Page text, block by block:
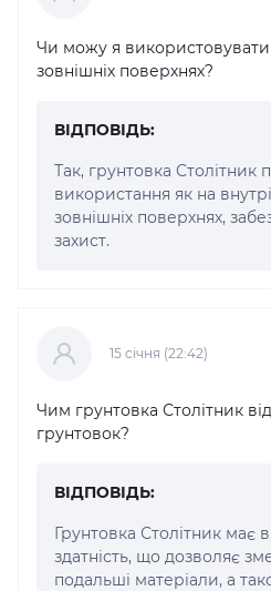
Чи можу я
зовнішніх поверхнях?
ВІДПОВІДЬ:
Так, грунтовка Столітник
використання як на
зовнішніх поверхнях,
захист.
15 cічня (22:42)
Чим грунтовка Столітник
грунтовок?
ВІДПОВІДЬ:
Грунтовка Столітник має
здатність, що дозволяє
подальші матеріали, а